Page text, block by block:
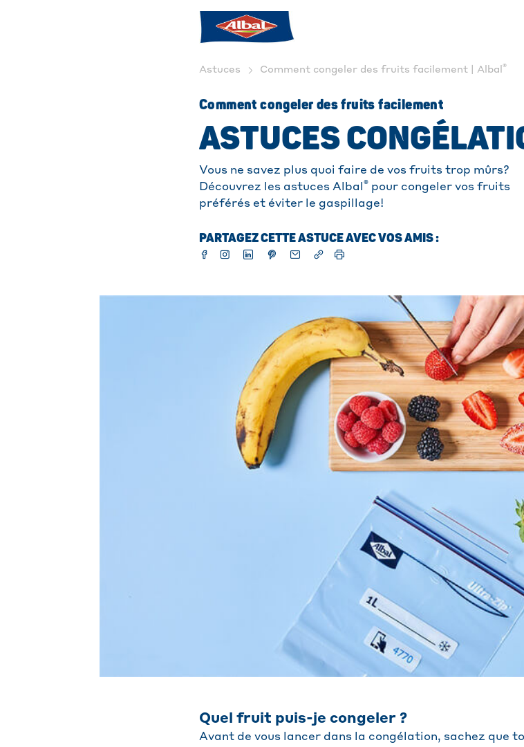
Astuces Comment congeler des fruits facilement | Albal ®
Comment congeler des fruits facilement
ASTUCES
Vous ne savez plus quoi faire de vos fruits trop mûrs?
Découvrez les astuces Albal ® pour congeler vos fruits
préférés et éviter le gaspillage!
PARTAGEZ CETTE ASTUCE AVEC VOS AMIS :
Quel fruit puis-je congeler ?
Avant de vous lancer dans la congélation, sachez que